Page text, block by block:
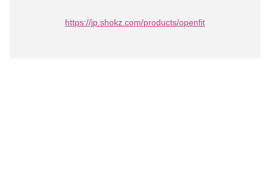
https://jp.shokz.com/products/openfit